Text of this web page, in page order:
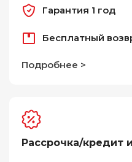
Гарантия 1 год
Бесплатный
Подробнее >
Рассрочка/кредит